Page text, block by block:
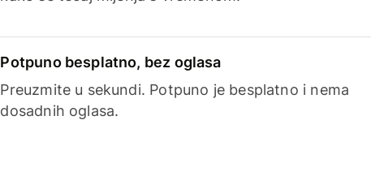
Potpuno besplatno, bez oglasa
Preuzmite u sekundi. Potpuno je besplatno i nema
dosadnih oglasa.